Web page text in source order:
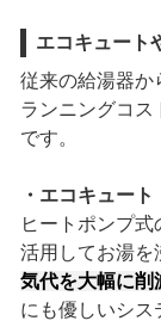
エコキュート
従来の給湯器か
ランニングコス
です。
・エコキュート
ヒートポンプ
活用してお湯を
気代を大幅に削
にも優しいシス